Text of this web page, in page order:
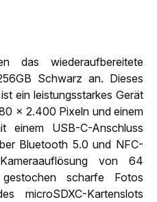
das wiederaufbereitete
Schwarz an. Dieses
ein leistungsstarkes Gerät
x 2.400 Pixeln und einem
einem USB-C-Anschluss
Bluetooth 5.0 und NFC-
von 64
scharfe Fotos
microSDXC-Kartenslots